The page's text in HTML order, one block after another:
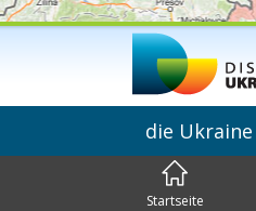
die Ukraine
Startseite